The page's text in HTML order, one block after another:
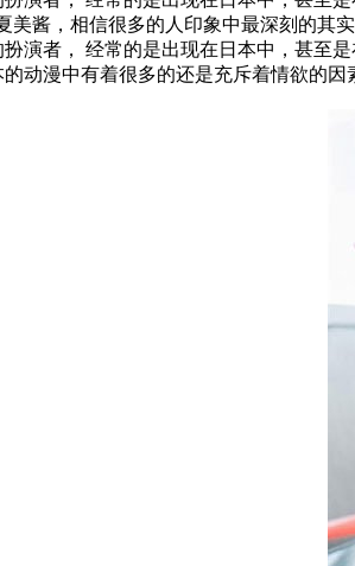
美酱，相信很多的人印象中最深刻的其
演者， 经常的是出现在日本中，甚至
动漫中有着很多的还是充斥着情欲的